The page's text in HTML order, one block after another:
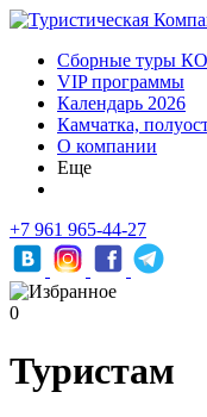
Сборные туры
VIP программы
Календарь 2026
Камчатка,
О компании
Еще
+7 961 965-44-27
0
Туристам